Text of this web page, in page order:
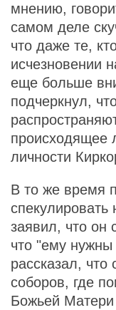
мнению,
самом деле
что даже те,
исчезновении
еще больше
подчеркнул,
происходящее
личности
В то же время
спекулировать
заявил, что он
что "ему
рассказал, что
соборов, где
Божьей Матери